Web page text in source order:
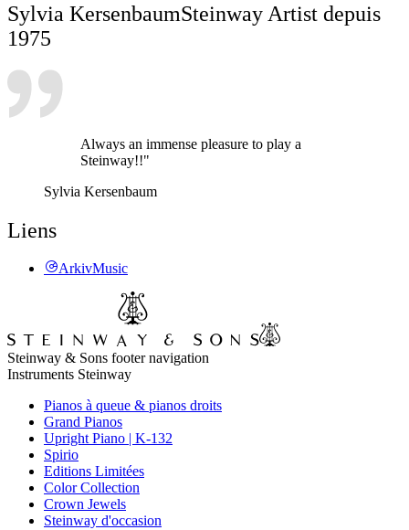
Sylvia KersenbaumSteinway Artist depuis
1975
Always an immense pleasure to play a
Steinway!!"
Sylvia Kersenbaum
Liens
ArkivMusic
Steinway & Sons footer navigation
Instruments Steinway
Pianos à queue & pianos droits
Grand Pianos
Upright Piano | K-132
Spirio
Editions Limitées
Color Collection
Crown Jewels
Steinway d'occasion